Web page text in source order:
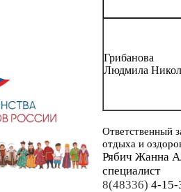
Грибанова
Людмила
Ответственный
отдыха и
Рябич Жанна
специалист
8(48336) 4-15-